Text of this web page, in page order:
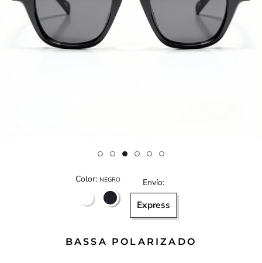
Color: NEGRO
NARANJONEGRO
Envío:
Express
BASSA POLARIZADO